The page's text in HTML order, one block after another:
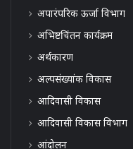
अपारंपरिक ऊर्जा विभाग
अभिष्टचिंतन कार्यक्रम
अर्थकारण
अल्पसंख्यांक विकास
आदिवासी विकास
आदिवासी विकास विभाग
आंदोलन